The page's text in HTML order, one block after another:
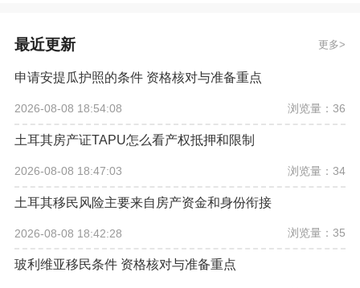
最近更新 更多
申请安提瓜护照的条件 资格核对与准备重点
2026-08-08 18:54:08 浏览量：36
土耳其房产证TAPU怎么看产权抵押和限制
2026-08-08 18:47:03 浏览量：34
土耳其移民风险主要来自房产资金和身份衔接
2026-08-08 18:42:28 浏览量：35
玻利维亚移民条件 资格核对与准备重点